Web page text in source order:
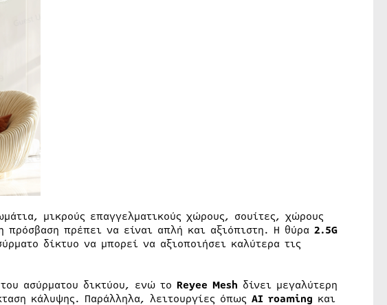
μικρούς επαγγελματικούς χώρους, σουίτες, χώρους
πρόσβαση πρέπει να είναι απλή και αξιόπιστη. Η θύρα 2.5G
δίκτυο να μπορεί να αξιοποιήσει καλύτερα τις
ασύρματου δικτύου, ενώ το Reyee Mesh δίνει μεγαλύτερη
κάλυψης. Παράλληλα, λειτουργίες όπως AI roaming και